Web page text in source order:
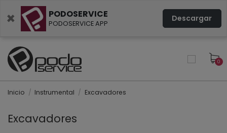
× PODOSERVICE
PODOSERVICE APP Descargar
0
Inicio Instrumental Excavadores
Excavadores